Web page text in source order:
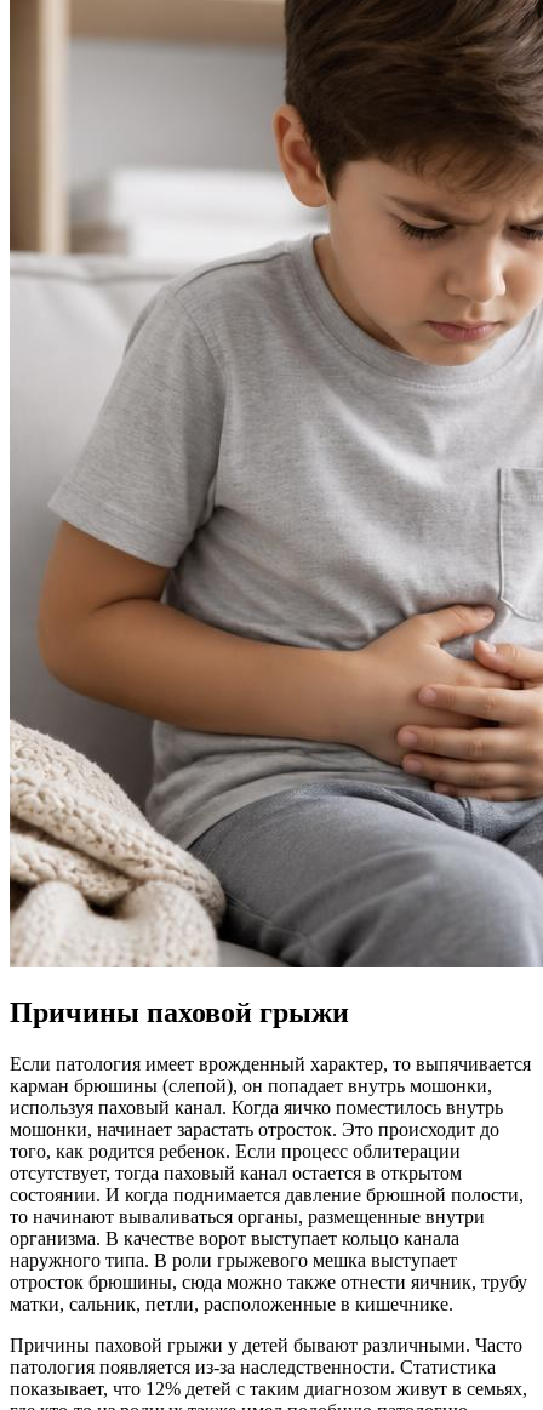
Причины паховой грыжи
Если патология имеет врожденный характер, то выпячивается
карман брюшины (слепой), он попадает внутрь мошонки,
используя паховый канал. Когда яичко поместилось внутрь
мошонки, начинает зарастать отросток. Это происходит до
того, как родится ребенок. Если процесс облитерации
отсутствует, тогда паховый канал остается в открытом
состоянии. И когда поднимается давление брюшной полости,
то начинают вываливаться органы, размещенные внутри
организма. В качестве ворот выступает кольцо канала
наружного типа. В роли грыжевого мешка выступает
отросток брюшины, сюда можно также отнести яичник, трубу
матки, сальник, петли, расположенные в кишечнике.
Причины паховой грыжи у детей бывают различными. Часто
патология появляется из-за наследственности. Статистика
показывает, что 12% детей с таким диагнозом живут в семьях,